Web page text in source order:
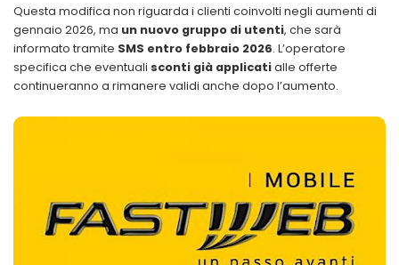
Questa modifica non riguarda i clienti coinvolti negli aumenti di
gennaio 2026, ma un nuovo gruppo di utenti, che sarà
informato tramite SMS entro febbraio 2026. L’operatore
specifica che eventuali sconti già applicatialle offerte
continueranno a rimanere validi anche dopo l’aumento.